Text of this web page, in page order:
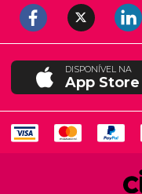
DISPONÍVEL NA
App Store